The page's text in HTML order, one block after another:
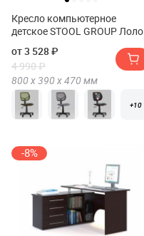
Кресло компьютерное
детское STOOL GROUP Лоло
от 3 528 ₽
4 990 ₽
800 х390 х470 мм
+10
-8%